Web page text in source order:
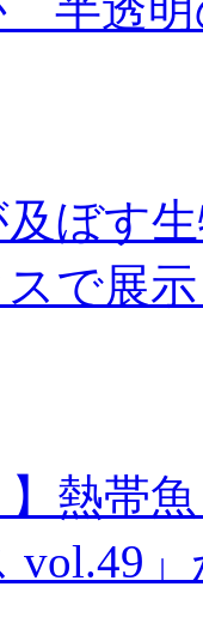
及ぼす
で展
】熱帯
vol.49